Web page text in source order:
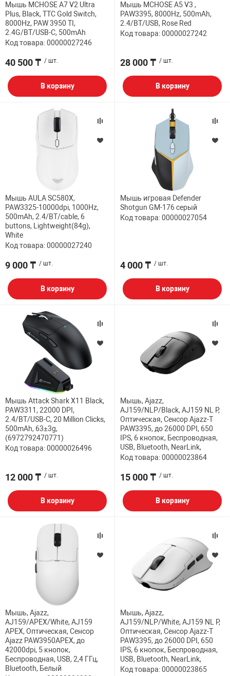
Мышь MCHOSE A7 V2 Ultra
Plus, Black, TTC Gold Switch,
8000Hz, PAW 3950 TI,
2.4G/BT/USB-C, 500mAh
Код товара: 00000027246
40 500 ₸ / шт.
В корзину
Мышь MCHOSE A5 V3 ,
PAW3395, 8000Hz, 500mAh,
2.4/BT/USB, Rose Red
Код товара: 00000027242
28 000 ₸ / шт.
В корзину
Мышь AULA SC580X,
PAW3325-10000dpi, 1000Hz,
500mAh, 2.4/BT/cable, 6
buttons, Lightweight(84g),
White
Код товара: 00000027240
9 000 ₸ / шт.
В корзину
Мышь игровая Defender
Shotgun GM-176 серый
Код товара: 00000027054
4 000 ₸ / шт.
В корзину
Мышь Attack Shark X11 Black,
PAW3311, 22000 DPI,
2.4/BT/USB-C, 20 Million Clicks,
500mAh, 63±3g,
(6972792470771)
Код товара: 00000026496
12 000 ₸ / шт.
В корзину
Мышь, Ajazz,
AJ159/NLP/Black, AJ159 NL P,
Оптическая, Сенсор Ajazz-T
PAW3395, до 26000 DPI, 650
IPS, 6 кнопок, Беспроводная,
USB, Bluetooth, NearLink,
Код товара: 00000023864
15 000 ₸ / шт.
В корзину
Мышь, Ajazz,
AJ159/APEX/White, AJ159
APEX, Оптическая, Сенсор
Ajazz PAW3950APEX, до
42000dpi, 5 кнопок,
Беспроводная, USB, 2,4 ГГц,
Bluetooth, Белый
Мышь, Ajazz,
AJ159/NLP/White, AJ159 NL P,
Оптическая, Сенсор Ajazz-T
PAW3395, до 26000 DPI, 650
IPS, 6 кнопок, Беспроводная,
USB, Bluetooth, NearLink,
Код товара: 00000023865